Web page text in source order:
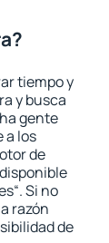
tiempo y
y busca
gente
a los
de
Si no
razón
de